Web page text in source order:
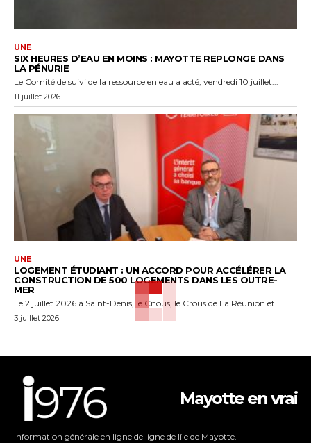
UNE
SIX HEURES D’EAU EN MOINS : MAYOTTE REPLONGE DANS
LA PÉNURIE
Le Comité de suivi de la ressource en eau a acté, vendredi 10 juillet...
11 juillet 2026
UNE
LOGEMENT ÉTUDIANT : UN ACCORD POUR ACCÉLÉRER LA
CONSTRUCTION DE 500 LOGEMENTS DANS LES OUTRE-
MER
Le 2 juillet 2026 à Saint-Denis, le Cnous, le Crous de La Réunion et...
3 juillet 2026
Mayotte en vrai
Information générale en ligne de ligne de lîle de Mayotte.